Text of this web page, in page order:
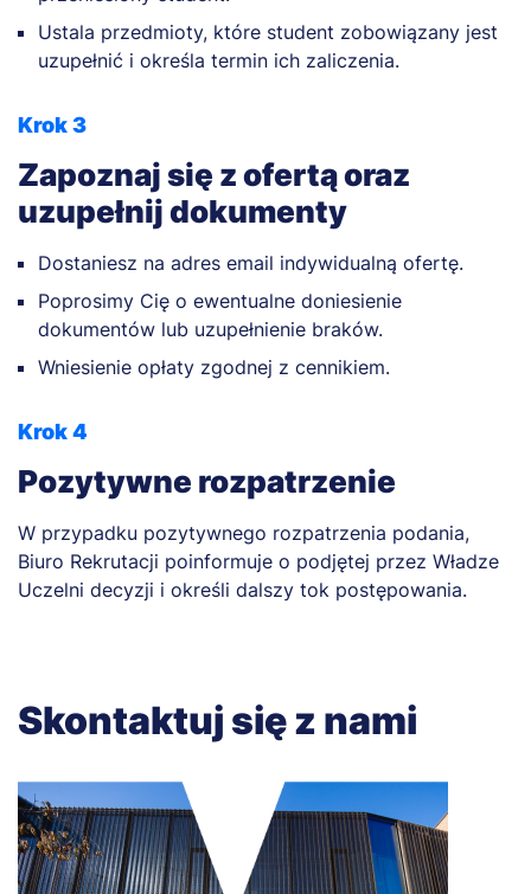
Ustala przedmioty, które student zobowiązany jest
uzupełnić i określa termin ich zaliczenia.
Krok 3
Zapoznaj się z ofertą oraz
uzupełnij dokumenty
Dostaniesz na adres email indywidualną ofertę.
Poprosimy Cię o ewentualne doniesienie
dokumentów lub uzupełnienie braków.
Wniesienie opłaty zgodnej z cennikiem.
Krok 4
Pozytywne rozpatrzenie
W przypadku pozytywnego rozpatrzenia podania,
Biuro Rekrutacji poinformuje o podjętej przez Władze
Uczelni decyzji i określi dalszy tok postępowania.
Skontaktuj się z nami